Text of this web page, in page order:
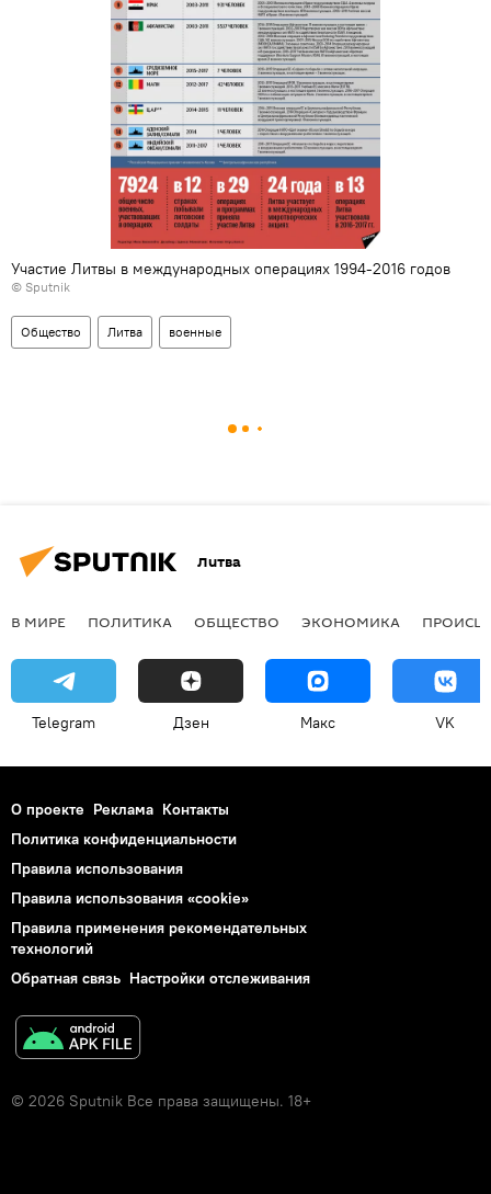
Участие Литвы в международных операциях 1994-2016 годов
© Sputnik
Общество Литва военные
Литва
В МИРЕ ПОЛИТИКА ОБЩЕСТВО ЭКОНОМИКА
Telegram Дзен Макс VK
О проекте Реклама Контакты
Политика конфиденциальности
Правила использования
Правила использования «cookie»
Правила применения рекомендательных
технологий
Обратная связь Настройки отслеживания
© 2026 Sputnik Все права защищены. 18+